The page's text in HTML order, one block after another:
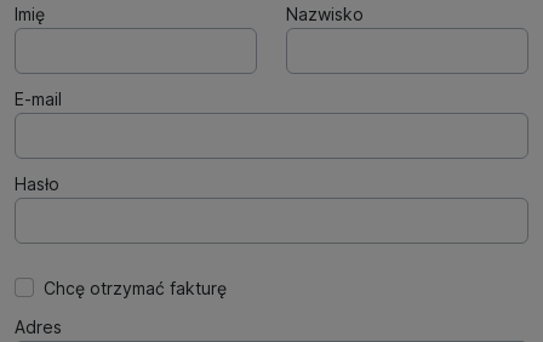
Imię
Nazwisko
E-mail
Hasło
Chcę otrzymać fakturę
Adres